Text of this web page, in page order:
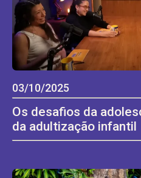
03/10/2025
Os desafios da
da adultização infantil